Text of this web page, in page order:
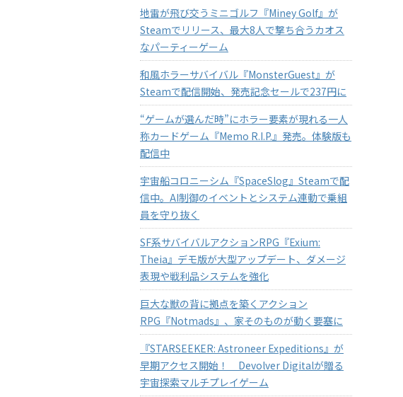
地雷が飛び交うミニゴルフ『Miney Golf』が
Steamでリリース、最大8人で撃ち合うカオス
なパーティーゲーム
和風ホラーサバイバル『MonsterGuest』が
Steamで配信開始、発売記念セールで237円に
“ゲームが選んだ時”にホラー要素が現れる一人
称カードゲーム『Memo R.I.P.』発売。体験版も
配信中
宇宙船コロニーシム『SpaceSlog』Steamで配
信中。AI制御のイベントとシステム連動で乗組
員を守り抜く
SF系サバイバルアクションRPG『Exium:
Theia』デモ版が大型アップデート、ダメージ
表現や戦利品システムを強化
巨大な獣の背に拠点を築くアクション
RPG『Notmads』、家そのものが動く要塞に
『STARSEEKER: Astroneer Expeditions』が
早期アクセス開始！ Devolver Digitalが贈る
宇宙探索マルチプレイゲーム